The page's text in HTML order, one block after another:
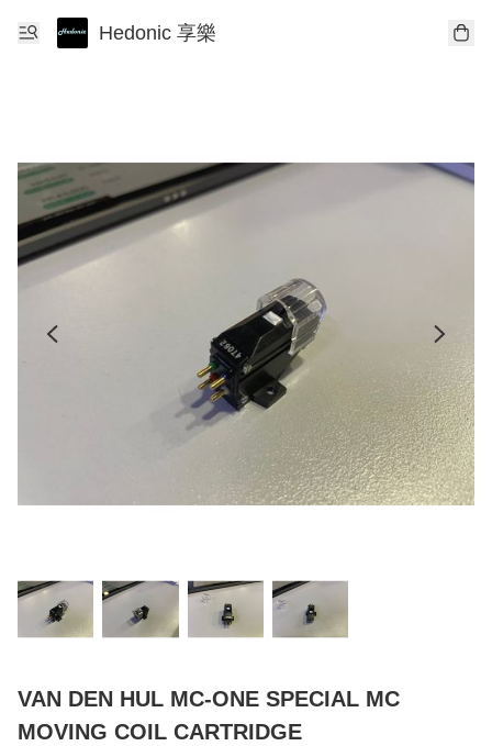
Hedonic 享樂
VAN DEN HUL MC-ONE SPECIAL MC
MOVING COIL CARTRIDGE